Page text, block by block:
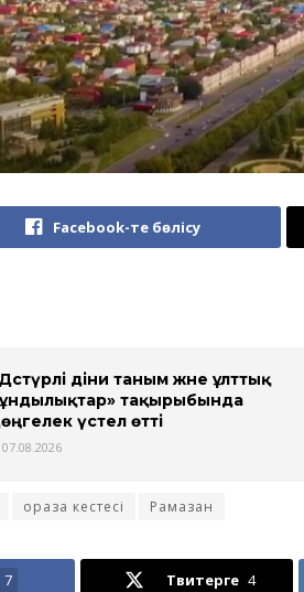
Facebook-те бөлісу
діни таным және ұлттық
тақырыбында
үстел өтті
07.08.2026
ораза кестесі Рамазан
7 Твитерге 4